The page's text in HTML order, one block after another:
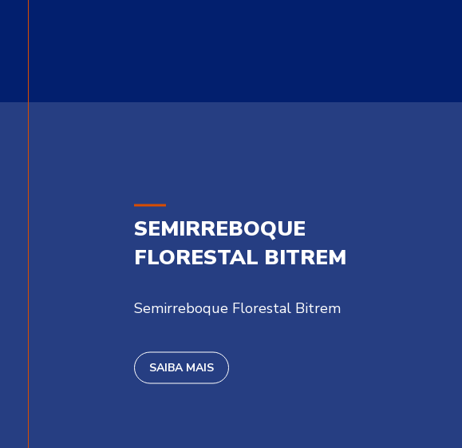
SEMIRREBOQUE
FLORESTAL BITREM
Semirreboque Florestal Bitrem
SAIBA MAIS